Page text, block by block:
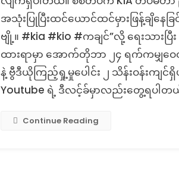
အသုံးပြုပြီးထင်ယောင်ထင်မှားဖြန့်ချိနေ
ဗျို့။ #kia #kio #ကချင်”လို့ ရေးသားပ
ထားရာမှာ အောက်တိုဘာ ၂၄ ရက်ကမျှဝေထ
နဲ့ ဗွီဒီယိုကြည့်ရှု့မှုပေါင်း ၂ သိန်းဝန်းကျ
Youtube ရဲ့ ဒီလင့်ခ်မှာလည်းတွေ့ရပါတ
Continue Reading